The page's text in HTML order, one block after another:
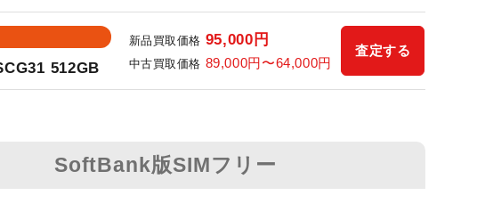
512GB
新品買取価格 95,000 円
中古買取価格 89,000円〜64,000円
査定する
SoftBank版SIMフリー